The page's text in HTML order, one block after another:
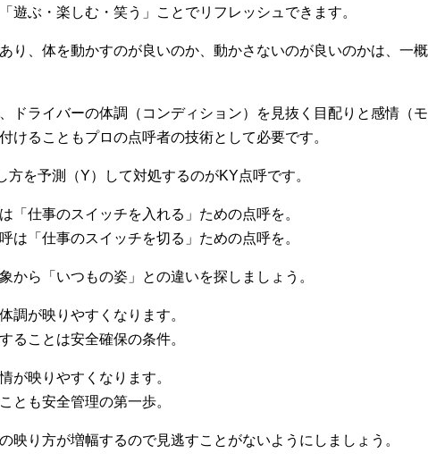
遊ぶ・楽しむ・笑う」ことでリフレッシュできます。
り、体を動かすのが良いのか、動かさないのが良いのかは、一
ドライバーの体調（コンディション）を見抜く目配りと感情（
けることもプロの点呼者の技術として必要です。
方を予測（Y）して対処するのがKY点呼です。
「仕事のスイッチを入れる」ための点呼を。
は「仕事のスイッチを切る」ための点呼を。
から「いつもの姿」との違いを探しましょう。
調が映りやすくなります。
ることは安全確保の条件。
が映りやすくなります。
とも安全管理の第一歩。
映り方が増幅するので見逃すことがないようにしましょう。